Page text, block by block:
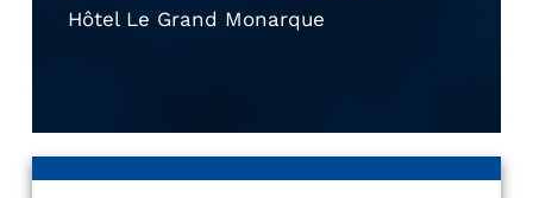
Hôtel Le Grand Monarque